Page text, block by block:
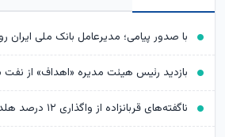
با صدور پیامی؛ مدیرعامل بانک ملی ایران
ناگفته‌های قربانزاده از واگذاری ۱۲ درصد هلدینگ خلیج فارس